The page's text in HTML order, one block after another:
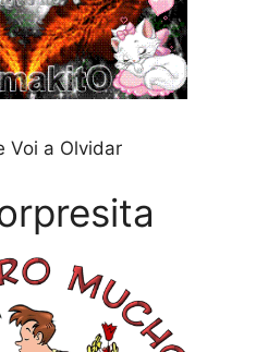
Voi a Olvidar